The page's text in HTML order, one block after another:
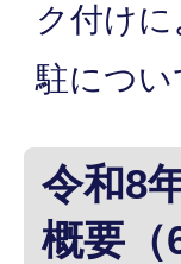
ク付け
駐につ
令和8
概要（